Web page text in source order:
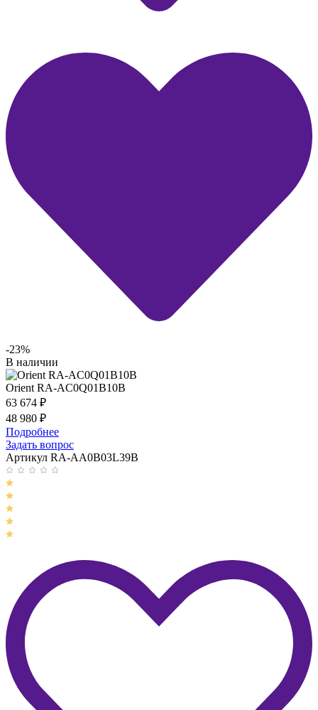
-23%
В наличии
Orient RA-AC0Q01B10B
63 674 ₽
48 980 ₽
Подробнее
Задать вопрос
Артикул RA-AA0B03L39B